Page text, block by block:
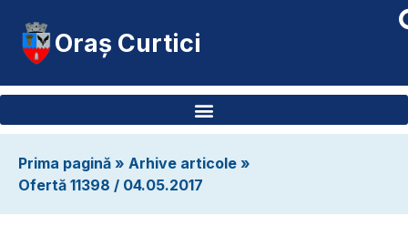
Oraș Curtici
Prima pagină » Arhive articole »
Ofertă 11398 / 04.05.2017